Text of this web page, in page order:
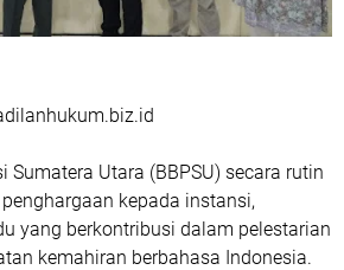
Sumatera Utara (BBPSU) secara rutin
kepada instansi,
yang berkontribusi dalam pelestarian
kemahiran berbahasa Indonesia.